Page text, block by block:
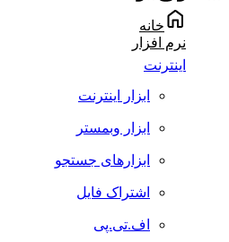
خانه
نرم افزار
اینترنت
ابزار اینترنت
ابزار وبمستر
ابزارهای جستجو
اشتراک فایل
اف.تی.پی